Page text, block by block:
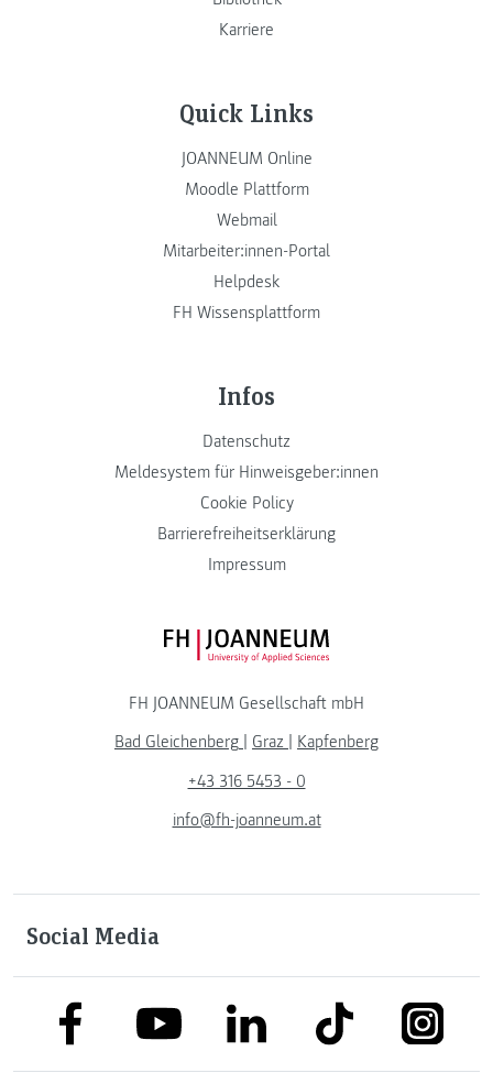
Karriere
Quick Links
JOANNEUM Online
Moodle Plattform
Webmail
Mitarbeiter:innen-Portal
Helpdesk
FH Wissensplattform
Infos
Datenschutz
Meldesystem für Hinweisgeber:innen
Cookie Policy
Barrierefreiheitserklärung
Impressum
FH JOANNEUM Logo
FH JOANNEUM Gesellschaft mbH
Bad Gleichenberg
Graz
Kapfenberg
+43 316 5453 - 0
info@fh-joanneum.at
Social Media
link to facebooklink to youtubelink to linkedinlink to tiktok